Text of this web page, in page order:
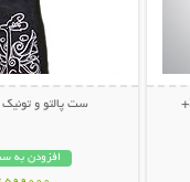
ست پالتو و تونیک
افزودن به